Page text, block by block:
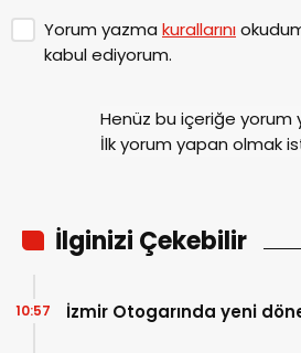
Yorum yazma kurallarını
kabul ediyorum.
Henüz bu içeriğe yorum
İlk yorum yapan olmak
İlginizi Çekebilir
İzmir Otogarında yeni
10:57